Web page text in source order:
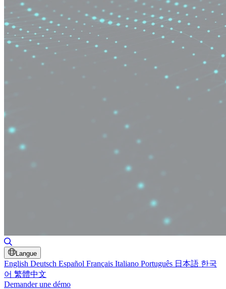
Langue
English Deutsch Español Français Italiano Português 日本語 한국
어 繁體中文
Demander une démo